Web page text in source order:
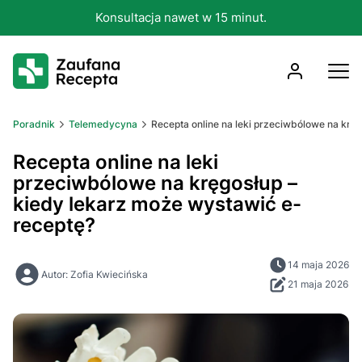
Konsultacja nawet w 15 minut.
Poradnik Telemedycyna Recepta online na leki przeciwbólowe na
Recepta online na leki
przeciwbólowe na kręgosłup –
kiedy lekarz może wystawić e-
receptę?
Autor: Zofia Kwiecińska
14 maja 2026
21 maja 2026